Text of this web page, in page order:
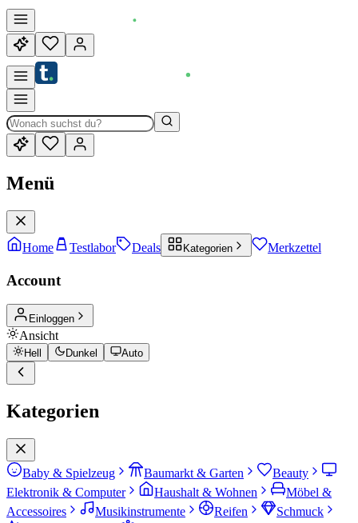
Menü
Home Testlabor Deals Kategorien Merkzettel
Account
Einloggen
Ansicht
Hell Dunkel Auto
Kategorien
Baby & Spielzeug Baumarkt & Garten
Beauty
Elektronik & Computer
Haushalt & Wohnen
Möbel &
Accessoires
Musikinstrumente Reifen
Schmuck